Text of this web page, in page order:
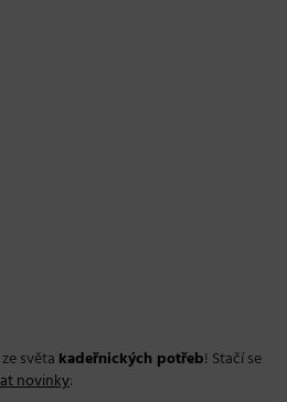
světa kadeřnických potřeb! Stačí se
novinky: